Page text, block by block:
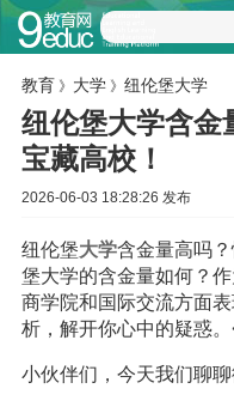
教育 》 大学》 纽伦堡大学
纽伦堡大学含金
宝藏高校！
2026-06-03 18:28:26 发布
纽伦堡大学含金量高吗
堡大学的含金量如何？
商学院和国际交流方面
析，解开你心中的疑惑
小伙伴们，今天我们聊